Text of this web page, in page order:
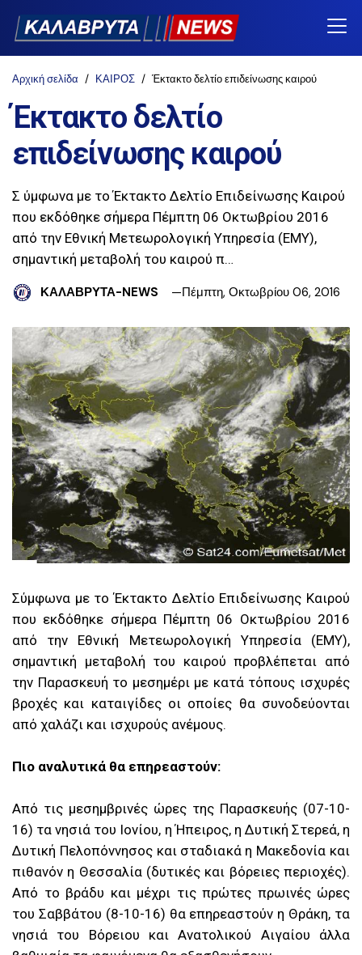
Αρχική σελίδα ΚΑΙΡΟΣ Έκτακτο δελτίο επιδείνωσης καιρού
Έκτακτο δελτίο
επιδείνωσης καιρού
Σ ύμφωνα με το Έκτακτο Δελτίο Επιδείνωσης Καιρού
που εκδόθηκε σήμερα Πέμπτη 06 Οκτωβρίου 2016
από την Εθνική Μετεωρολογική Υπηρεσία (ΕΜΥ),
σημαντική μεταβολή του καιρού π…
ΚΑΛΑΒΡΥΤΑ-NEWS Πέμπτη, Οκτωβρίου 06, 2016
Σύμφωνα με το Έκτακτο Δελτίο Επιδείνωσης Καιρού
που εκδόθηκε σήμερα Πέμπτη 06 Οκτωβρίου 2016
από την Εθνική Μετεωρολογική Υπηρεσία (ΕΜΥ),
σημαντική μεταβολή του καιρού προβλέπεται από
την Παρασκευή το μεσημέρι με κατά τόπους ισχυρές
βροχές και καταιγίδες οι οποίες θα συνοδεύονται
από χαλάζι και ισχυρούς ανέμους.
Πιο αναλυτικά θα επηρεαστούν:
Από τις μεσημβρινές ώρες της Παρασκευής (07-10-
16) τα νησιά του Ιονίου, η Ήπειρος, η Δυτική Στερεά, η
Δυτική Πελοπόννησος και σταδιακά η Μακεδονία και
πιθανόν η Θεσσαλία (δυτικές και βόρειες περιοχές).
Από το βράδυ και μέχρι τις πρώτες πρωινές ώρες
του Σαββάτου (8-10-16) θα επηρεαστούν η Θράκη, τα
νησιά του Βόρειου και Ανατολικού Αιγαίου άλλα